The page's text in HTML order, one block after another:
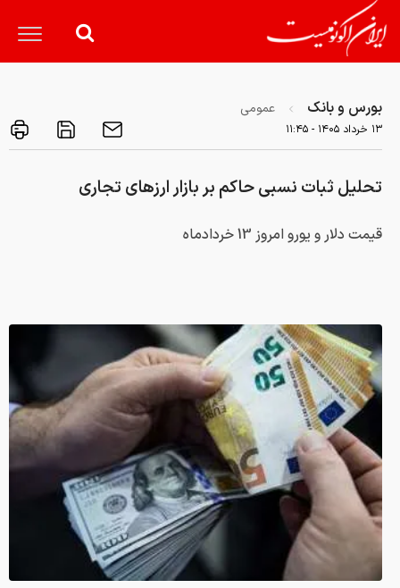
بورس و بانک عمومی
۱۳ خرداد ۱۴۰۵ - ۱۱:۴۵
تحلیل ثبات نسبی حاکم بر بازار ارزهای تجاری
قیمت دلار و یورو امروز 13 خردادماه